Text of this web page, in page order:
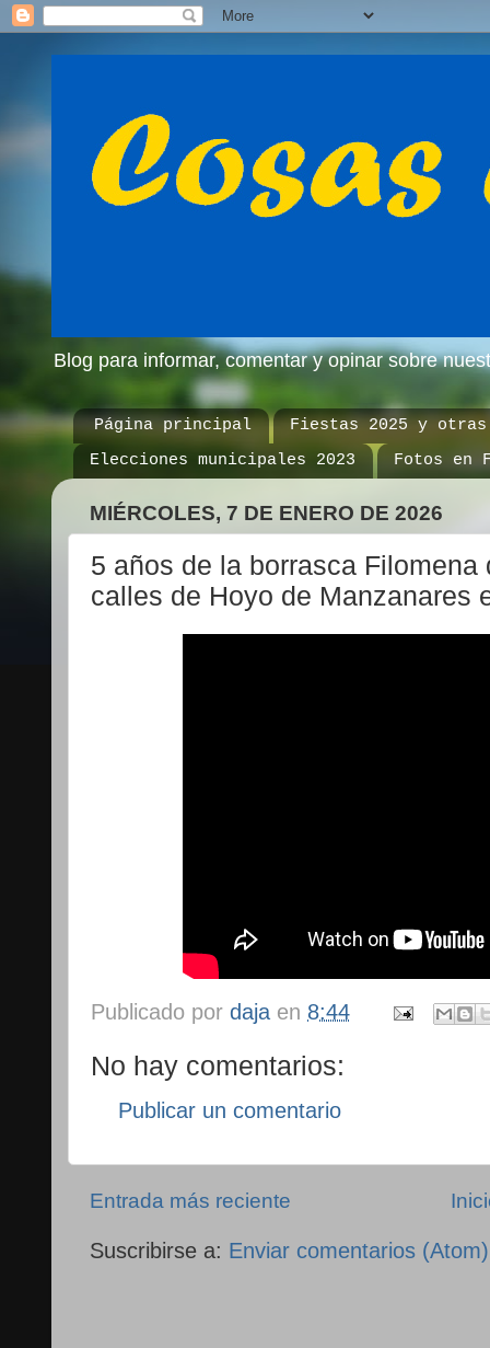
Blog para informar, comentar y opinar sobre
Página principal
Fiestas 2025 y otras
Elecciones municipales 2023
Fotos en
MIÉRCOLES, 7 DE ENERO DE 2026
5 años de la borrasca
calles de Hoyo de Manzanares
Publicado por daja en 8:44
No hay comentarios:
Publicar un comentario
Entrada más reciente
Suscribirse a: Enviar comentarios (Atom)